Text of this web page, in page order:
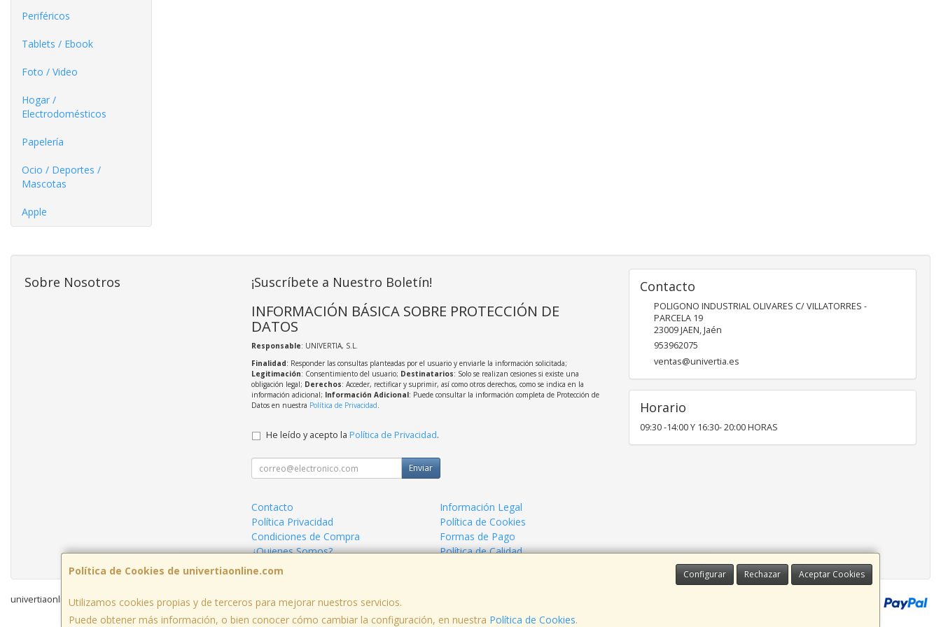
Periféricos
Tablets / Ebook
Foto / Video
Hogar /
Electrodomésticos
Papelería
Ocio / Deportes /
Mascotas
Apple
Política de Cookies de univertiaonline.com Configurar Rechazar Aceptar Cookies
Utilizamos cookies propias y de terceros para mejorar nuestros servicios.
Puede obtener más información, o bien conocer cómo cambiar la configuración, en nuestra Política de Cookies.
Sobre Nosotros ¡Suscríbete a Nuestro Boletín!
INFORMACIÓN BÁSICA SOBRE PROTECCIÓN DE
DATOS
Responsable: UNIVERTIA, S.L.
Finalidad: Responder las consultas planteadas por el usuario y enviarle la información solicitada;
Legitimación: Consentimiento del usuario; Destinatarios: Solo se realizan cesiones si existe una
obligación legal; Derechos: Acceder, rectificar y suprimir, así como otros derechos, como se indica en la
información adicional; Información Adicional: Puede consultar la información completa de Protección de
Datos en nuestra Política de Privacidad.
He leído y acepto la Política de Privacidad.
Enviar
Contacto
Información Legal
Política Privacidad
Política de Cookies
Condiciones de Compra
Formas de Pago
¿Quienes Somos?
Política de Calidad
Contacto
POLIGONO INDUSTRIAL OLIVARES C/ VILLATORRES -
PARCELA 19
23009JAEN,Jaén
953962075
ventas@univertia.es
Horario
09:30 -14:00 Y 16:30- 20:00 HORAS
univertiaonline.com © 2026
, , , , España. - C.I.F.: B23639248 - Tfno: